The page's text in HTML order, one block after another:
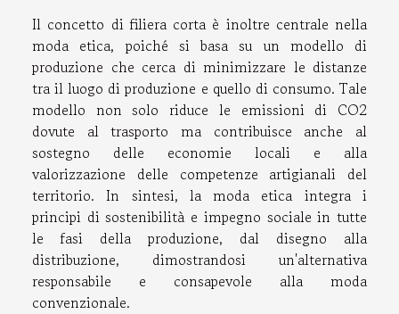
Il concetto di filiera corta è inoltre centrale nella
moda etica, poiché si basa su un modello di
produzione che cerca di minimizzare le distanze
tra il luogo di produzione e quello di consumo. Tale
modello non solo riduce le emissioni di CO2
dovute al trasporto ma contribuisce anche al
sostegno delle economie locali e alla
valorizzazione delle competenze artigianali del
territorio. In sintesi, la moda etica integra i
principi di sostenibilità e impegno sociale in tutte
le fasi della produzione, dal disegno alla
distribuzione, dimostrandosi un'alternativa
responsabile e consapevole alla moda
convenzionale.